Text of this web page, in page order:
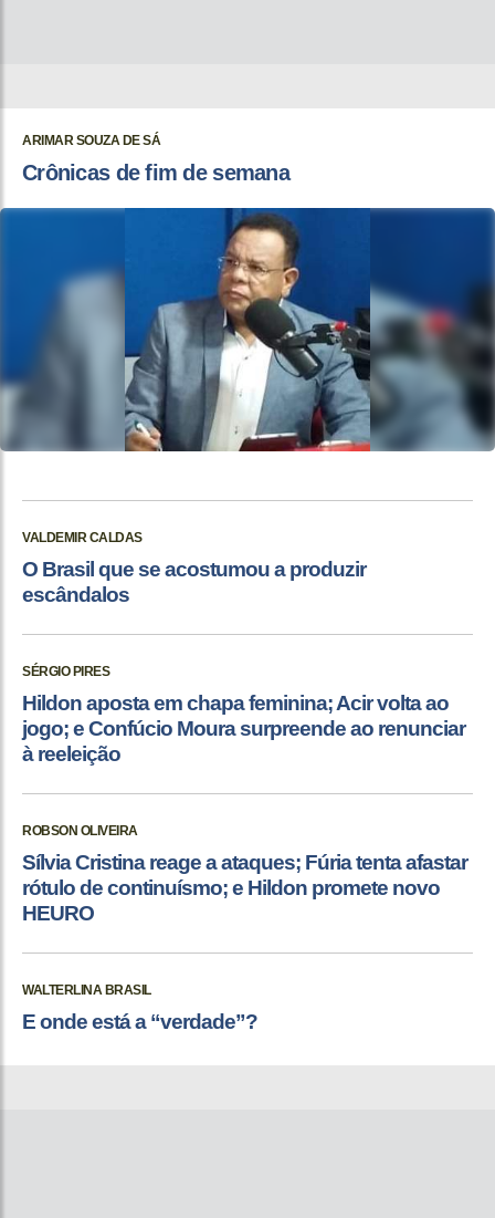
ARIMAR SOUZA DE SÁ
Crônicas de fim de semana
VALDEMIR CALDAS
O Brasil que se acostumou a produzir
escândalos
SÉRGIO PIRES
Hildon aposta em chapa feminina; Acir volta ao
jogo; e Confúcio Moura surpreende ao renunciar
à reeleição
ROBSON OLIVEIRA
Sílvia Cristina reage a ataques; Fúria tenta afastar
rótulo de continuísmo; e Hildon promete novo
HEURO
WALTERLINA BRASIL
E onde está a “verdade”?